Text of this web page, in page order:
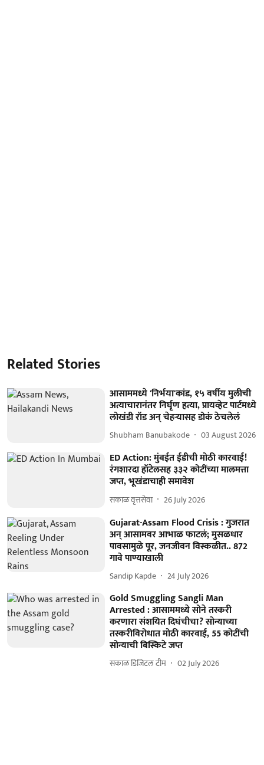
Related Stories
आसाममध्ये 'निर्भया'कांड, १५ वर्षीय मुलीची
अत्याचारानंतर निर्घृण हत्या, प्रायव्हेट पार्टमध्ये
लोखंडी रॉड अन् चेहऱ्यासह डोकं ठेचलेलं
Shubham Banubakode 03 August 2026
ED Action: मुंबईत ईडीची मोठी कारवाई!
रंगशारदा हॉटेलसह ३३२ कोटींच्या मालमत्ता
जप्त, भूखंडाचाही समावेश
सकाळ वृत्तसेवा 26 July 2026
Gujarat-Assam Flood Crisis : गुजरात
अन् आसामवर आभाळ फाटलं; मुसळधार
पावसामुळे पूर, जनजीवन विस्कळीत.. 872
गावे पाण्याखाली
Sandip Kapde 24 July 2026
Gold Smuggling Sangli Man
Arrested : आसाममध्ये सोने तस्करी
करणारा संशयित दिघंचीचा? सोन्याच्या
तस्करीविरोधात मोठी कारवाई, 55 कोटींची
सोन्याची बिस्किटे जप्त
सकाळ डिजिटल टीम 02 July 2026